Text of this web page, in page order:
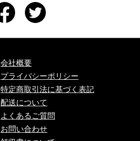
会社概要
プライバシーポリシー
特定商取引法に基づく表記
配送について
よくあるご質問
お問い合わせ